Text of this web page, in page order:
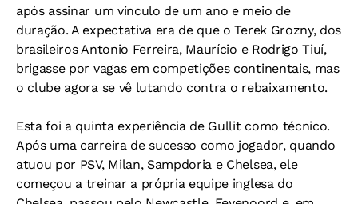
após assinar um vínculo de um ano e meio de
duração. A expectativa era de que o Terek Grozny, dos
brasileiros Antonio Ferreira, Maurício e Rodrigo Tiuí,
brigasse por vagas em competições continentais, mas
o clube agora se vê lutando contra o rebaixamento.
Esta foi a quinta experiência de Gullit como técnico.
Após uma carreira de sucesso como jogador, quando
atuou por PSV, Milan, Sampdoria e Chelsea, ele
começou a treinar a própria equipe inglesa do